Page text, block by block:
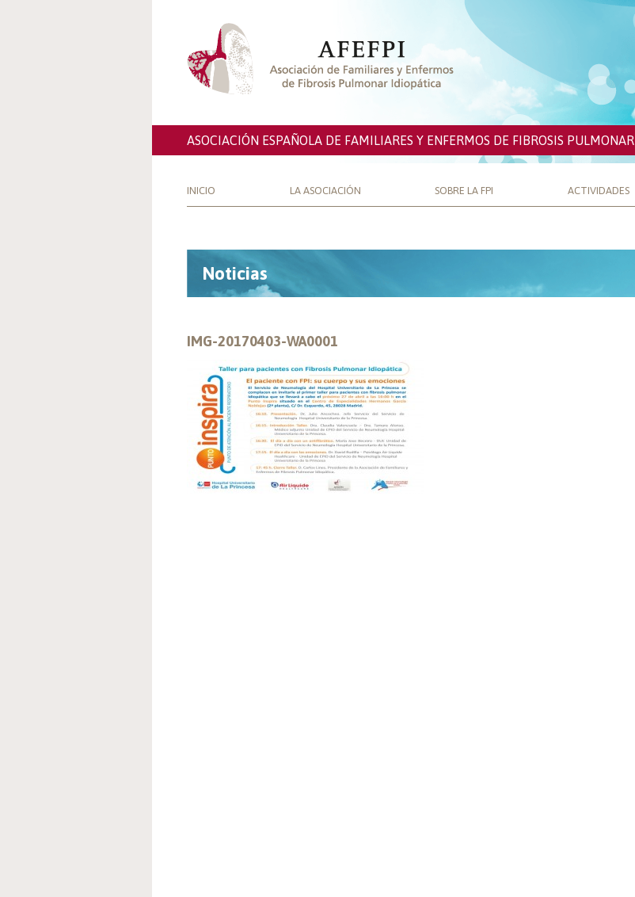
ASOCIACIÓN ESPAÑOLA DE FAMILIARES Y ENFERMOS DE FIBROSIS PULMONAR
INICIO LA ASOCIACIÓN SOBRE LA FPI ACTIVIDADES
Noticias
IMG-20170403-WA0001